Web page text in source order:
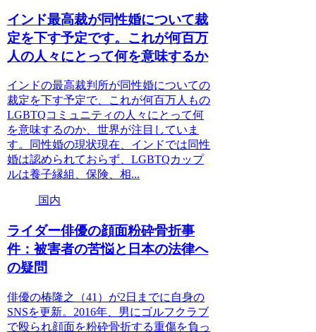
インド最高裁が同性婚について裁
定を下す予定です。これが何百万
人の人々にとって何を意味するか
インドの最高裁判所が同性婚についての
裁定を下す予定で、これが何百万人もの
LGBTQコミュニティの人々にとって何
を意味するのか、世界が注目していま
す。同性婚の現状現在、インドでは同性
婚は認められておらず、LGBTQカップ
ルは養子縁組、保険、相...
国内
ライダー俳優の顔面粉砕骨折事
件：被害者の苦悩と日本の法律へ
の疑問
俳優の椿隆之（41）が2日までに自身の
SNSを更新。2016年、男にゴルフクラブ
で殴られ顔面を粉砕骨折する重傷を負っ